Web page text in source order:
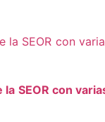
SEOR con